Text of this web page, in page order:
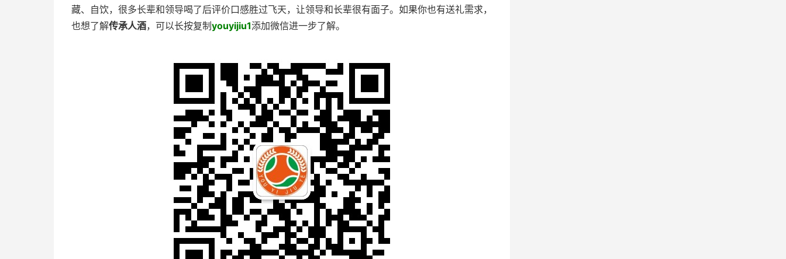
藏、自饮，很多长辈和领导喝了后评价口感胜过飞天，让领导和长辈很有面子。如果你也有送礼需求，
也想了解传承人酒，可以长按复制 youyijiu1添加微信进一步了解。